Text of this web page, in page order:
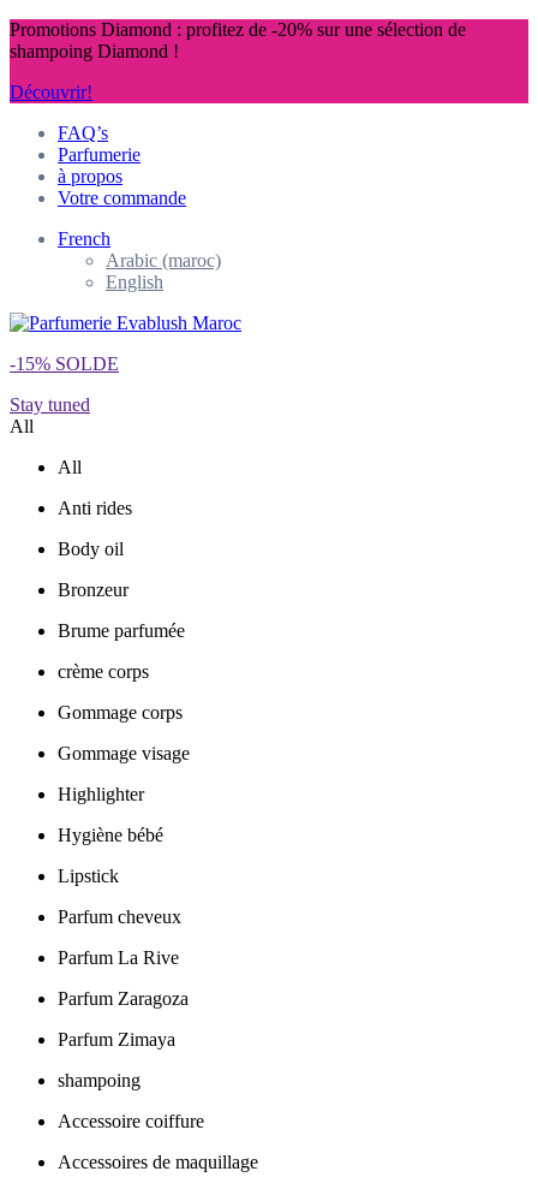
Promotions Diamond : profitez de -20% sur une sélection de
shampoing Diamond !
Découvrir!
FAQ’s
Parfumerie
à propos
Votre commande
French
Arabic (maroc)
English
-15% SOLDE
Stay tuned
All
All
Anti rides
Body oil
Bronzeur
Brume parfumée
crème corps
Gommage corps
Gommage visage
Highlighter
Hygiène bébé
Lipstick
Parfum cheveux
Parfum La Rive
Parfum Zaragoza
Parfum Zimaya
shampoing
Accessoire coiffure
Accessoires de maquillage